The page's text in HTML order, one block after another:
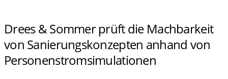
Drees & Sommer prüft die Machbarkeit
von Sanierungskonzepten anhand von
Personenstromsimulationen